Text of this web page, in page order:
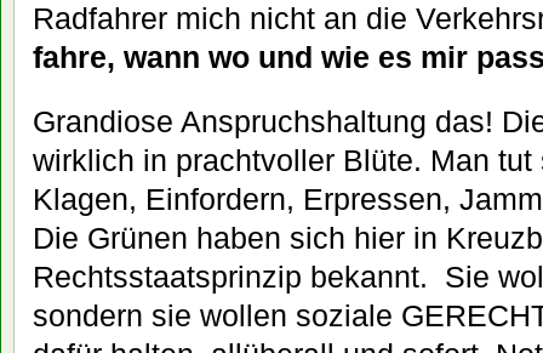
Radfahrer mich nicht an die
fahre, wann wo und wie es mir
Grandiose Anspruchshaltung das!
wirklich in prachtvoller Blüte. Man
Klagen, Einfordern, Erpressen,
Die Grünen haben sich hier in
Rechtsstaatsprinzip bekannt. Sie
sondern sie wollen soziale